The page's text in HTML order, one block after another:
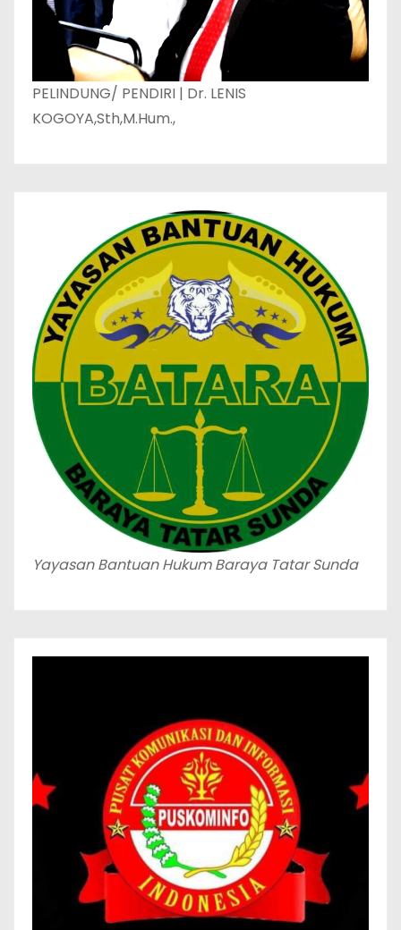
PELINDUNG/ PENDIRI | Dr. LENIS
KOGOYA,Sth,M.Hum.,
Yayasan Bantuan Hukum Baraya Tatar Sunda